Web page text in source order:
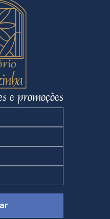
e promoções